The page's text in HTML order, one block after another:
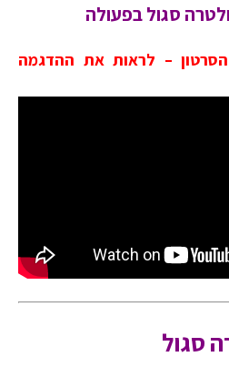
סגול בפעולה
– לראות את ההדגמה
סגול